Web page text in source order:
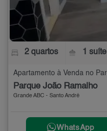
2 quartos 1 suíte
Parque João Ramalho
Grande ABC - Santo André
WhatsApp